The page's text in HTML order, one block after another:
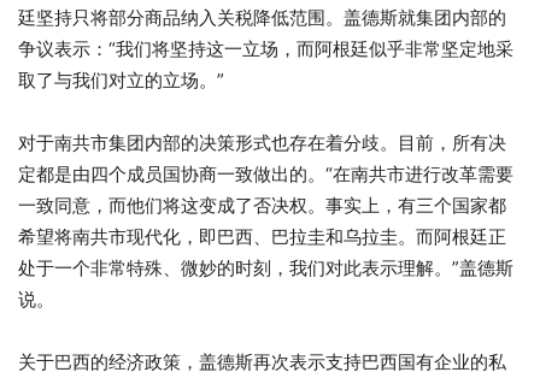
廷坚持只将部分商品纳入关税降低范围。盖德斯就集团内部的
争议表示：“我们将坚持这一立场，而阿根廷似乎非常坚定地采
取了与我们对立的立场。”
对于南共市集团内部的决策形式也存在着分歧。目前，所有决
定都是由四个成员国协商一致做出的。“在南共市进行改革需要
一致同意，而他们将这变成了否决权。事实上，有三个国家都
希望将南共市现代化，即巴西、巴拉圭和乌拉圭。而阿根廷正
处于一个非常特殊、微妙的时刻，我们对此表示理解。”盖德斯
说。
关于巴西的经济政策，盖德斯再次表示支持巴西国有企业的私